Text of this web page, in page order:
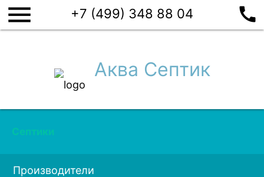
menu +7 (499) 348 88 04 call
Аква Септик
Септики
Производители